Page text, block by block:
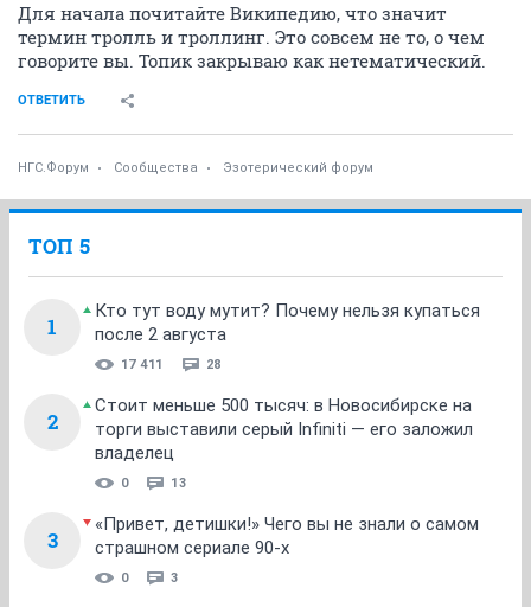
Для начала почитайте Википедию, что значит
термин тролль и троллинг. Это совсем не то, о чем
говорите вы. Топик закрываю как нетематический.
ОТВЕТИТЬ
НГС.Форум Сообщества Эзотерический форум
ТОП 5
1
Кто тут воду мутит? Почему нельзя купаться
после 2 августа
17 411 28
2
Стоит меньше 500 тысяч: в Новосибирске на
торги выставили серый Infiniti — его заложил
владелец
0 13
3
«Привет, детишки!» Чего вы не знали о самом
страшном сериале 90-х
0 3